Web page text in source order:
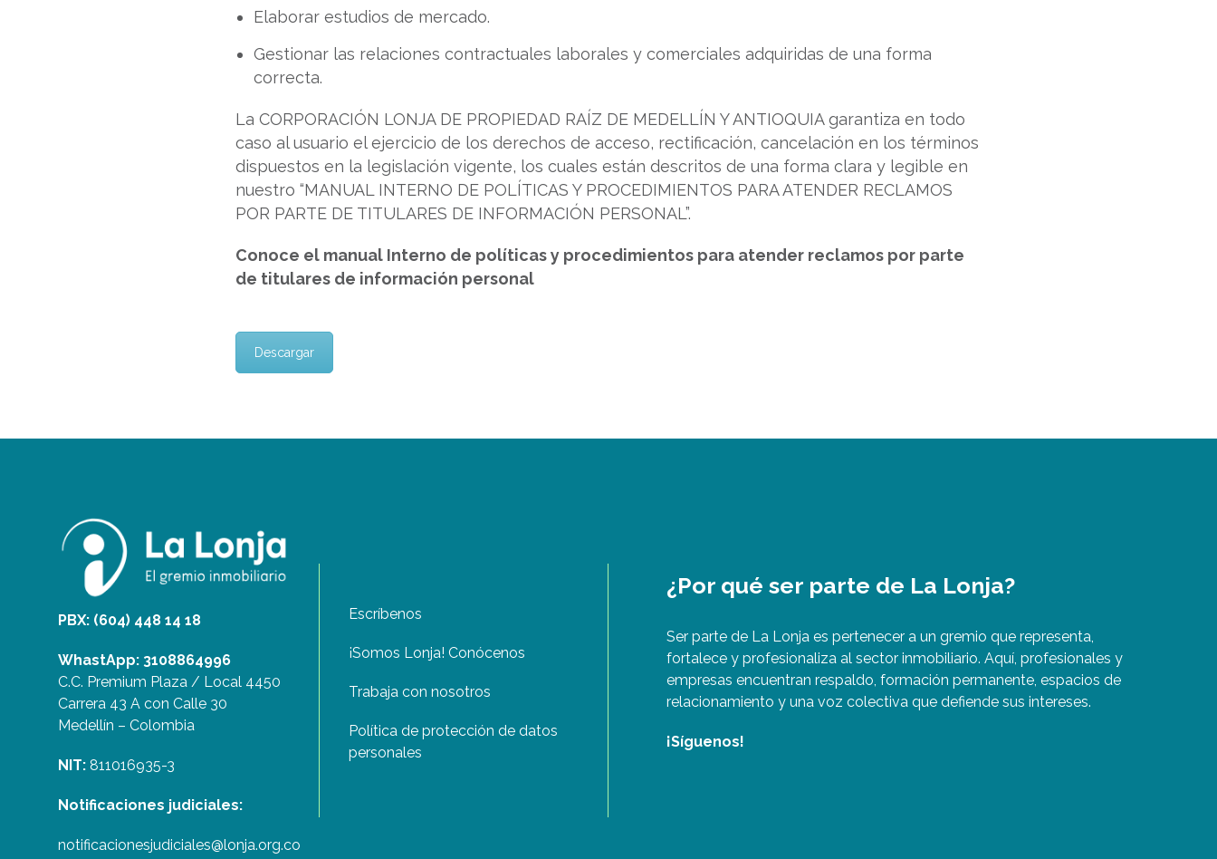
Elaborar estudios de mercado.
Gestionar las relaciones contractuales laborales y comerciales adquiridas de una forma
correcta.
La CORPORACIÓN LONJA DE PROPIEDAD RAÍZ DE MEDELLÍN Y ANTIOQUIA garantiza en todo
caso al usuario el ejercicio de los derechos de acceso, rectificación, cancelación en los términos
dispuestos en la legislación vigente, los cuales están descritos de una forma clara y legible en
nuestro “MANUAL INTERNO DE POLÍTICAS Y PROCEDIMIENTOS PARA ATENDER RECLAMOS
POR PARTE DE TITULARES DE INFORMACIÓN PERSONAL”.
Conoce el manual Interno de políticas y procedimientos para atender reclamos por parte
de titulares de información personal
Descargar
PBX: (604) 448 14 18
WhastApp: 3108864996
C.C. Premium Plaza / Local 4450
Carrera 43 A con Calle 30
Medellín – Colombia
NIT: 811016935-3
Notificaciones judiciales:
notificacionesjudiciales@lonja.org.co
Escríbenos
¡Somos Lonja! Conócenos
Trabaja con nosotros
Política de protección de datos
personales
¿Por qué ser parte de La Lonja?
Ser parte de La Lonja es pertenecer a un gremio que representa,
fortalece y profesionaliza al sector inmobiliario. Aquí, profesionales y
empresas encuentran respaldo, formación permanente, espacios de
relacionamiento y una voz colectiva que defiende sus intereses.
¡Síguenos!